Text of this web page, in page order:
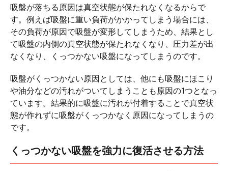
吸盤が落ちる原因は真空状態が保たれなくなるからで
す。例えば吸盤に重い負荷がかかってしまう場合には、
その負荷が原因で吸盤が変形してしまうため、結果とし
て吸盤の内側の真空状態が保たれなくなり、圧力差が出
なくなり、くっつかない吸盤になってしまうのです。
吸盤がくっつかない原因としては、他にも吸盤にほこり
や油分などの汚れがついてしまうことも原因の1つとなっ
ています。結果的に吸盤に汚れが付着することで真空状
態が作れずに吸盤がくっつかなく原因になってしまうの
です。
くっつかない吸盤を強力に復活させる方法